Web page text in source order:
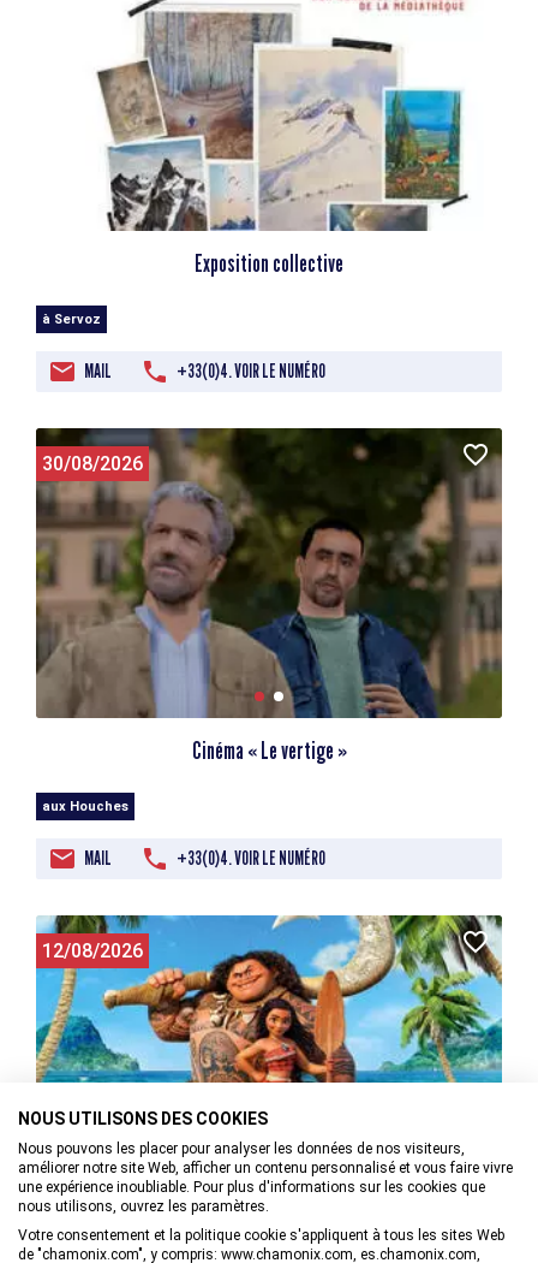
Exposition collective
à Servoz
MAIL +33(0)4. VOIR LE NUMÉRO
30/08/2026
Cinéma « Le vertige »
aux Houches
MAIL +33(0)4. VOIR LE NUMÉRO
12/08/2026
Cinéma enfants « Vaiana, la légende du bout du monde »
NOUS UTILISONS DES COOKIES
Nous pouvons les placer pour analyser les données de nos visiteurs,
améliorer notre site Web, afficher un contenu personnalisé et vous faire vivre
une expérience inoubliable. Pour plus d'informations sur les cookies que
nous utilisons, ouvrez les paramètres.
Votre consentement et la politique cookie s'appliquent à tous les sites Web
de "chamonix.com", y compris: www.chamonix.com, es.chamonix.com,